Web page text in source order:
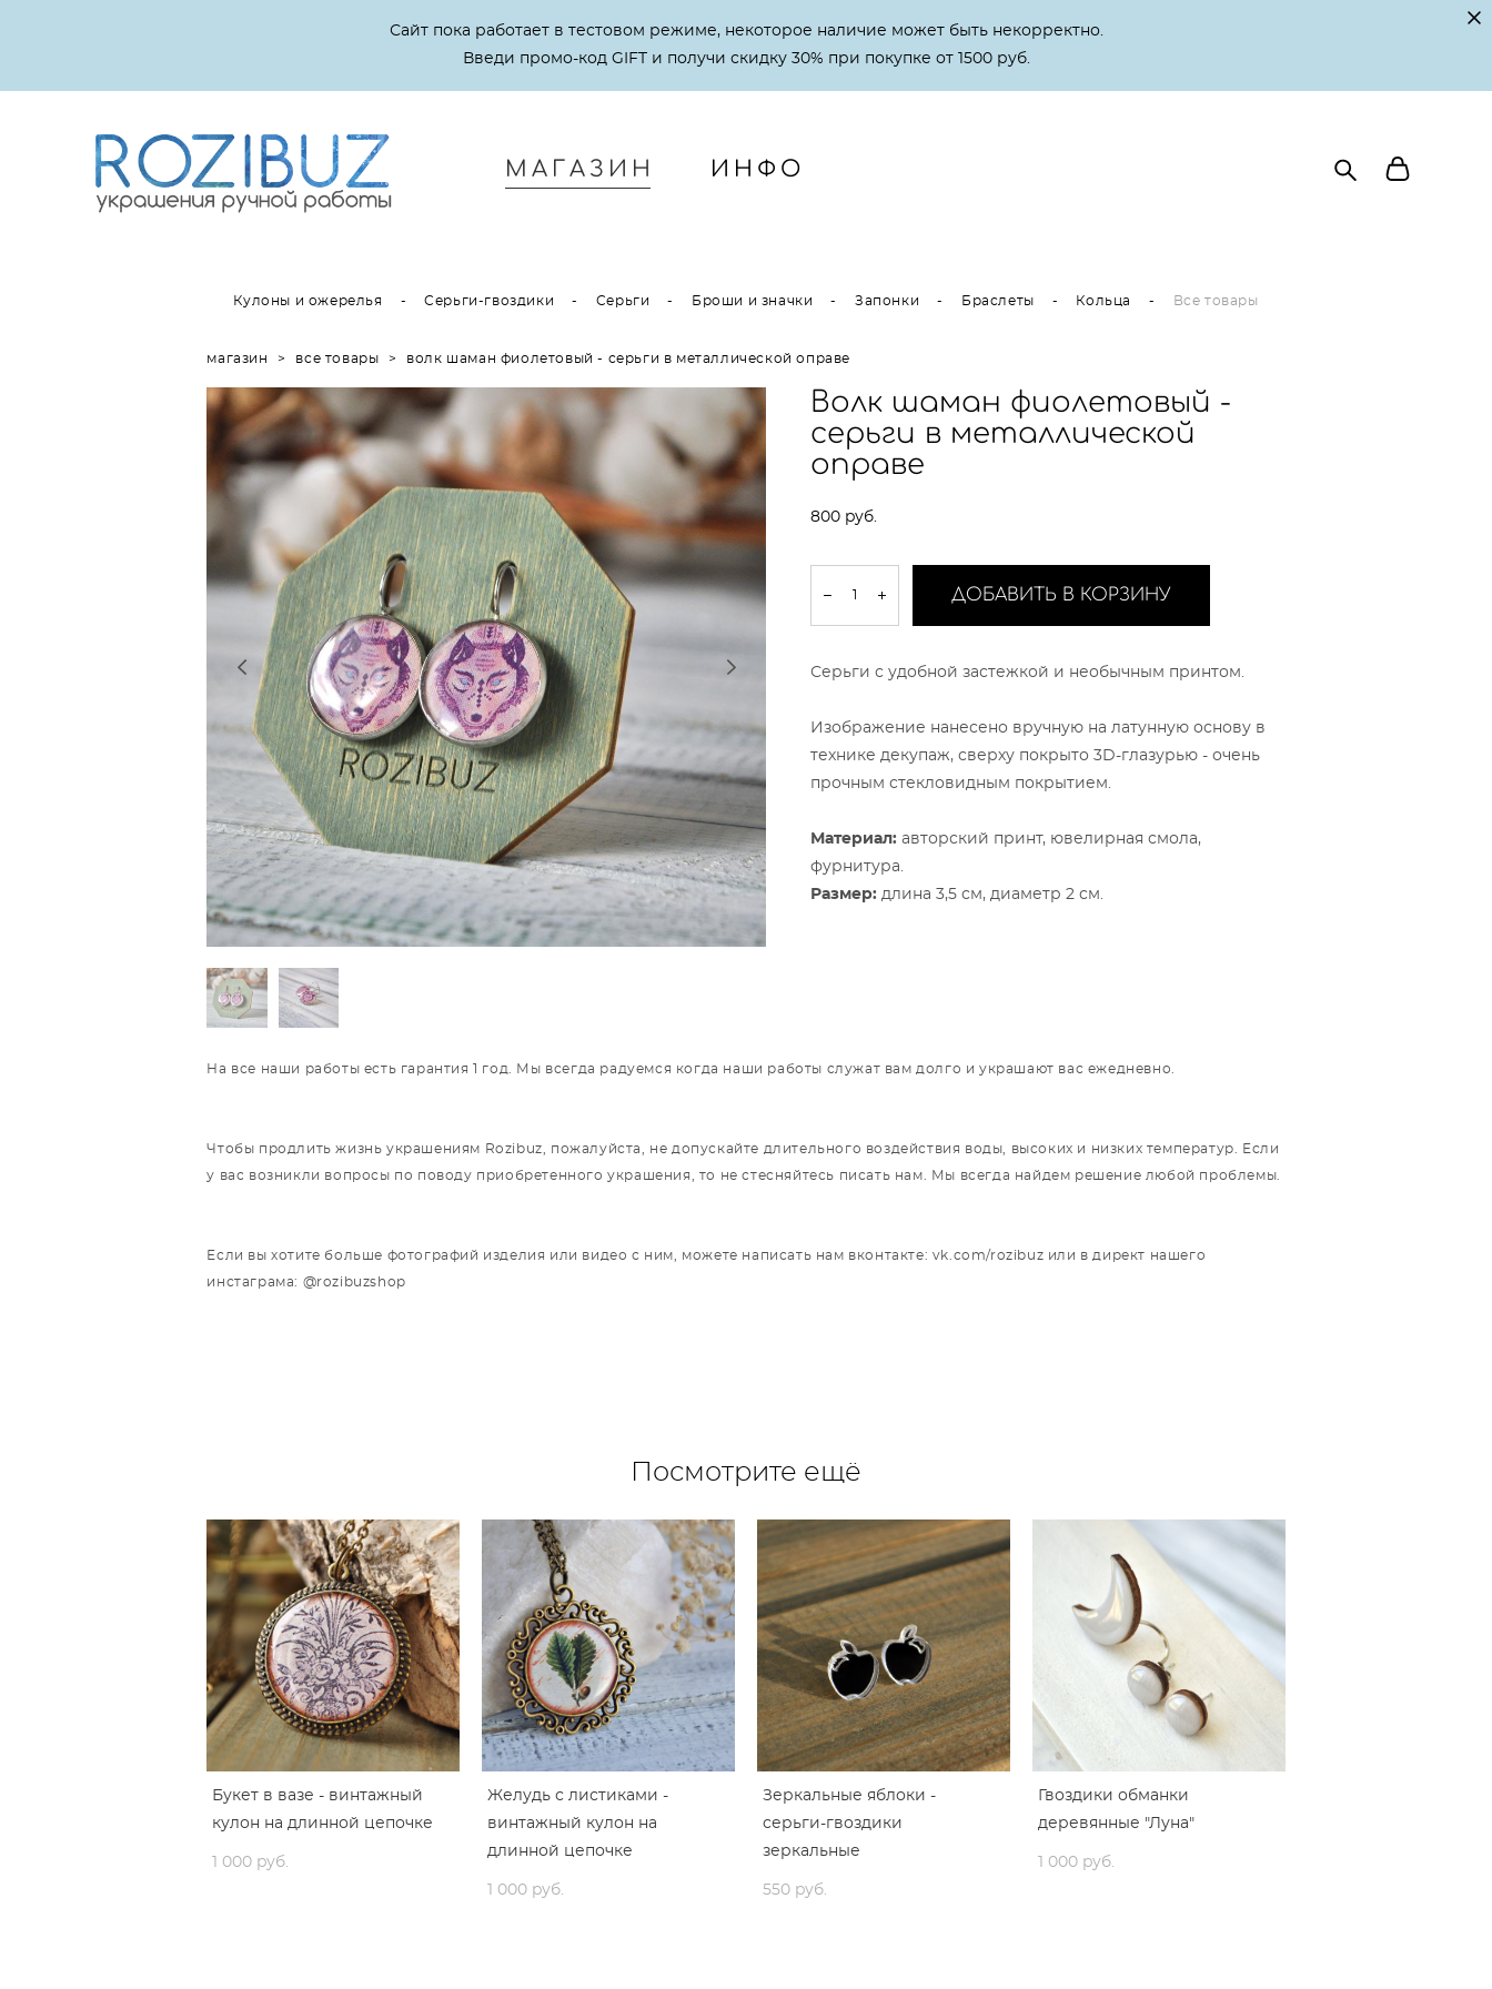
Сайт пока работает в тестовом режиме, некоторое наличие может быть некорректно.
Введи промо-код GIFT и получи скидку 30% при покупке от 1500 руб.
МАГАЗИН ИНФО
Кулоны и ожерелья - Серьги-гвоздики - Серьги - Броши и значки - Запонки - Браслеты - Кольца - Все товары
магазин > все товары > волк шаман фиолетовый - серьги в металлической оправе
Волк шаман фиолетовый -
серьги в металлической
оправе
800 pуб.
ДОБАВИТЬ В КОРЗИНУ
Серьги с удобной застежкой и необычным принтом.
Изображение нанесено вручную на латунную основу в
технике декупаж, сверху покрыто 3D-глазурью - очень
прочным стекловидным покрытием.
Материал: авторский принт, ювелирная смола,
фурнитура.
Размер: длина 3,5 см, диаметр 2 см.
На все наши работы есть гарантия 1 год. Мы всегда радуемся когда наши работы служат вам долго и украшают вас ежедневно.
Чтобы продлить жизнь украшениям Rozibuz, пожалуйста, не допускайте длительного воздействия воды, высоких и низких температур. Если
у вас возникли вопросы по поводу приобретенного украшения, то не стесняйтесь писать нам. Мы всегда найдем решение любой проблемы.
Если вы хотите больше фотографий изделия или видео с ним, можете написать нам вконтакте: vk.com/rozibuz или в директ нашего
инстаграма: @rozibuzshop
Посмотрите ещё
Букет в вазе - винтажный
кулон на длинной цепочке
1 000 pуб.
Желудь с листиками -
винтажный кулон на
длинной цепочке
1 000 pуб.
Зеркальные яблоки -
серьги-гвоздики
зеркальные
550 pуб.
Гвоздики обманки
деревянные "Луна"
1 000 pуб.